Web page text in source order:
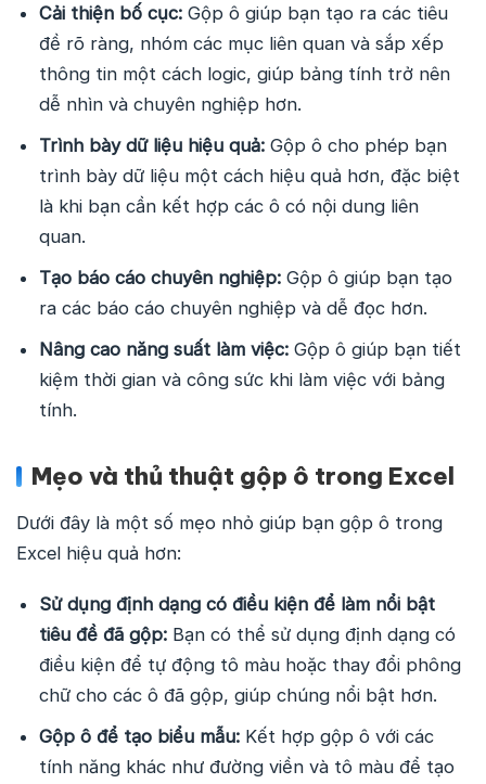
Cải thiện bố cục: Gộp ô giúp bạn tạo ra các tiêu
đề rõ ràng, nhóm các mục liên quan và sắp xếp
thông tin một cách logic, giúp bảng tính trở nên
dễ nhìn và chuyên nghiệp hơn.
Trình bày dữ liệu hiệu quả: Gộp ô cho phép bạn
trình bày dữ liệu một cách hiệu quả hơn, đặc biệt
là khi bạn cần kết hợp các ô có nội dung liên
quan.
Tạo báo cáo chuyên nghiệp: Gộp ô giúp bạn tạo
ra các báo cáo chuyên nghiệp và dễ đọc hơn.
Nâng cao năng suất làm việc: Gộp ô giúp bạn tiết
kiệm thời gian và công sức khi làm việc với bảng
tính.
Mẹo và thủ thuật gộp ô trong Excel
Dưới đây là một số mẹo nhỏ giúp bạn gộp ô trong
Excel hiệu quả hơn:
Sử dụng định dạng có điều kiện để làm nổi bật
tiêu đề đã gộp: Bạn có thể sử dụng định dạng có
điều kiện để tự động tô màu hoặc thay đổi phông
chữ cho các ô đã gộp, giúp chúng nổi bật hơn.
Gộp ô để tạo biểu mẫu: Kết hợp gộp ô với các
tính năng khác như đường viền và tô màu để tạo